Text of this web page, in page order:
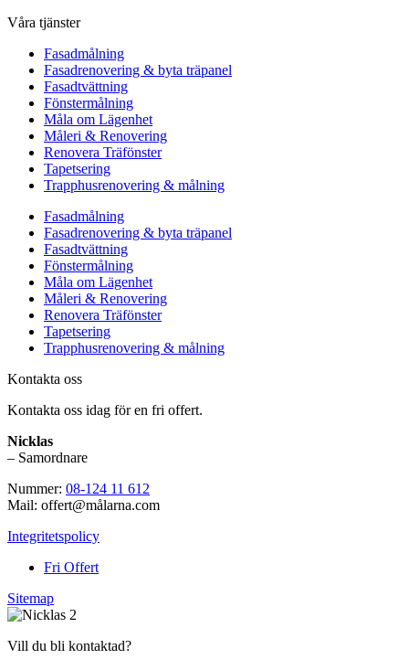
Våra tjänster
Fasadmålning
Fasadrenovering & byta träpanel
Fasadtvättning
Fönstermålning
Måla om Lägenhet
Måleri & Renovering
Renovera Träfönster
Tapetsering
Trapphusrenovering & målning
Fasadmålning
Fasadrenovering & byta träpanel
Fasadtvättning
Fönstermålning
Måla om Lägenhet
Måleri & Renovering
Renovera Träfönster
Tapetsering
Trapphusrenovering & målning
Kontakta oss
Kontakta oss idag för en fri offert.
Nicklas
– Samordnare
Nummer: 08-124 11 612
Mail: offert@målarna.com
Integritetspolicy
Fri Offert
Sitemap
Vill du bli kontaktad?